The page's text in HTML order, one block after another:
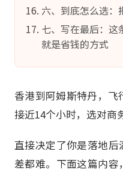
六、到底怎么选：
七、写在最后：这
就是省钱的方式
香港到阿姆斯特丹，飞
接近14个小时，选对商
直接决定了你是落地
差都难。下面这篇内